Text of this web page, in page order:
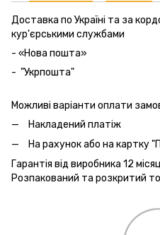
Доставка по Україні та за
кур'єрськими службами
- «Нова пошта»
- "Укрпошта"
Можливі варіанти оплати
Накладений платіж
На рахунок або на картку
Гарантія від виробника 12
Розпакований та розкритий